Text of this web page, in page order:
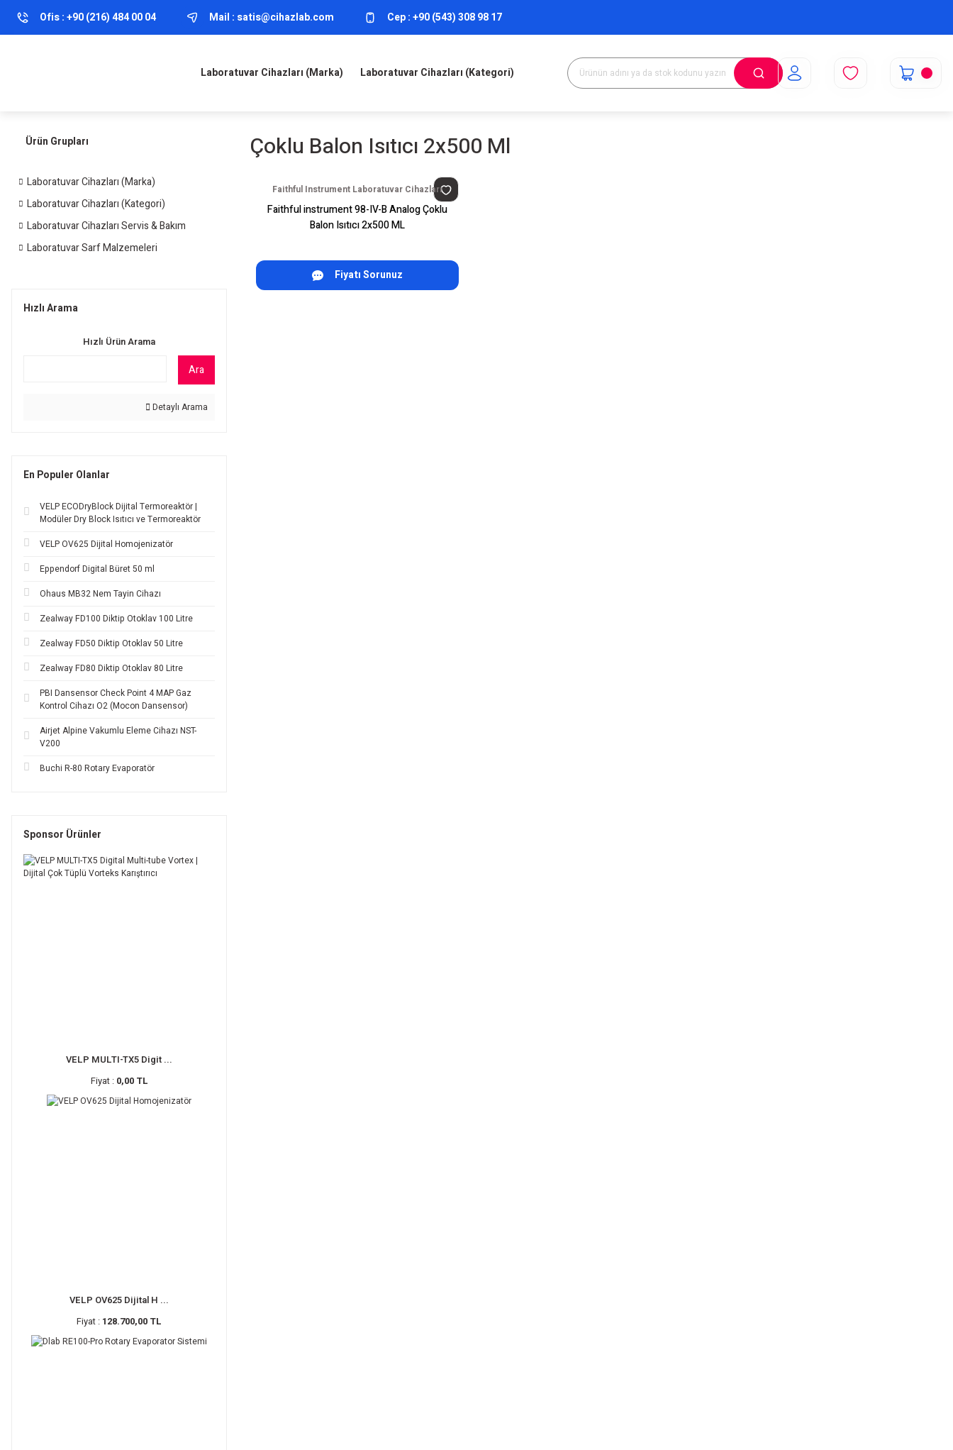
Ofis :+90 (216) 484 00 04 Mail : satis@cihazlab.com Cep :+90 (543) 308 98 17
Laboratuvar Cihazları (Marka) Laboratuvar Cihazları (Kategori)
Ürün Grupları
Laboratuvar Cihazları (Marka)
Laboratuvar Cihazları (Kategori)
Laboratuvar Cihazları Servis & Bakım
Laboratuvar Sarf Malzemeleri
Hızlı Arama
Hızlı Ürün Arama
Ara
Detaylı Arama
En Populer Olanlar
VELP ECODryBlock Dijital Termoreaktör |
Modüler Dry Block Isıtıcı ve Termoreaktör
VELP OV625 Dijital Homojenizatör
Eppendorf Digital Büret 50 ml
Ohaus MB32 Nem Tayin Cihazı
Zealway FD100 Diktip Otoklav 100 Litre
Zealway FD50 Diktip Otoklav 50 Litre
Zealway FD80 Diktip Otoklav 80 Litre
PBI Dansensor Check Point 4 MAP Gaz
Kontrol Cihazı O2 (Mocon Dansensor)
Airjet Alpine Vakumlu Eleme Cihazı NST-
V200
Buchi R-80 Rotary Evaporatör
Sponsor Ürünler
VELP MULTI-TX5 Digit ...
Fiyat : 0,00 TL
VELP OV625 Dijital H ...
Fiyat : 128.700,00 TL
Çoklu Balon Isıtıcı 2x500 Ml
Faithful Instrument Laboratuvar Cihazları
Faithful instrument 98-IV-B Analog Çoklu
Balon Isıtıcı 2x500 ML
Fiyatı Sorunuz